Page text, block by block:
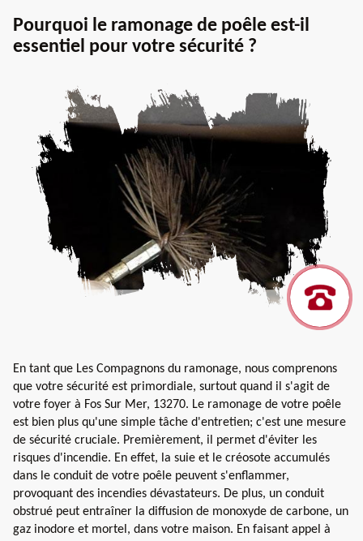
Pourquoi le ramonage de poêle est-il
essentiel pour votre sécurité ?
En tant que Les Compagnons du ramonage, nous comprenons
que votre sécurité est primordiale, surtout quand il s'agit de
votre foyer à Fos Sur Mer, 13270. Le ramonage de votre poêle
est bien plus qu'une simple tâche d'entretien; c'est une mesure
de sécurité cruciale. Premièrement, il permet d'éviter les
risques d'incendie. En effet, la suie et le créosote accumulés
dans le conduit de votre poêle peuvent s'enflammer,
provoquant des incendies dévastateurs. De plus, un conduit
obstrué peut entraîner la diffusion de monoxyde de carbone, un
gaz inodore et mortel, dans votre maison. En faisant appel à